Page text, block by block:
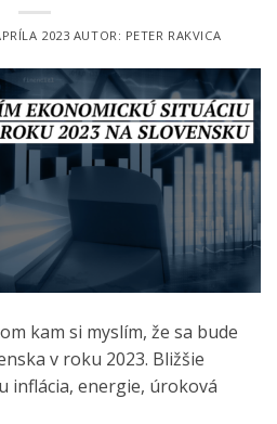
2023 AUTOR: PETER RAKVICA
kam si myslím, že sa bude
v roku 2023. Bližšie
inflácia, energie, úroková